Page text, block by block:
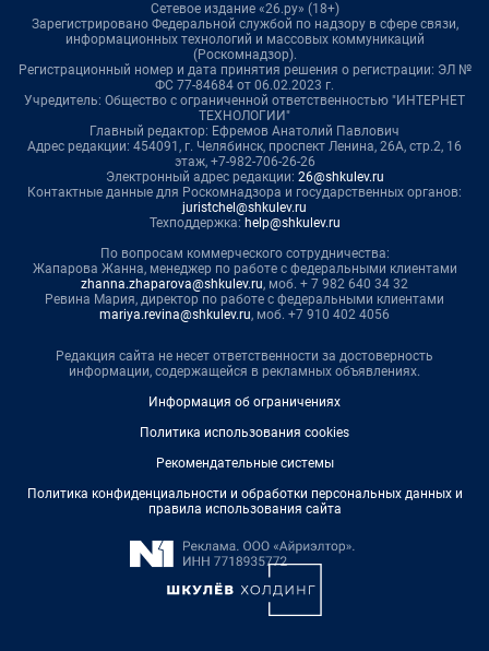
Сетевое издание «26.ру» (18+)
Зарегистрировано Федеральной службой по надзору в сфере связи,
информационных технологий и массовых коммуникаций
(Роскомнадзор).
Регистрационный номер и дата принятия решения о регистрации: ЭЛ №
ФС 77-84684 от 06.02.2023 г.
Учредитель: Общество с ограниченной ответственностью "ИНТЕРНЕТ
ТЕХНОЛОГИИ"
Главный редактор: Ефремов Анатолий Павлович
Адрес редакции: 454091, г. Челябинск, проспект Ленина, 26А, стр.2, 16
этаж, +7-982-706-26-26
Электронный адрес редакции: 26@shkulev.ru
Контактные данные для Роскомнадзора и государственных органов:
juristchel@shkulev.ru
Техподдержка: help@shkulev.ru
По вопросам коммерческого сотрудничества:
Жапарова Жанна, менеджер по работе с федеральными клиентами
zhanna.zhaparova@shkulev.ru, моб. + 7 982 640 34 32
Ревина Мария, директор по работе с федеральными клиентами
mariya.revina@shkulev.ru, моб. +7 910 402 4056
Редакция сайта не несет ответственности за достоверность
информации, содержащейся в рекламных объявлениях.
Информация об ограничениях
Политика использования cookies
Рекомендательные системы
Политика конфиденциальности и обработки персональных данных и
правила использования сайта